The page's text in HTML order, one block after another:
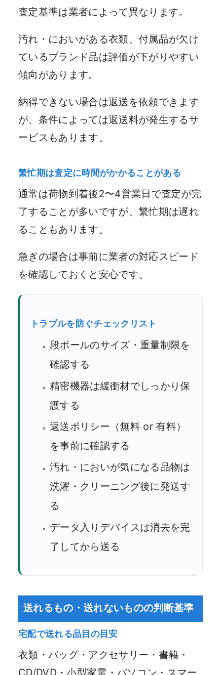
査定基準は業者によって異なります。
汚れ・においがある衣類、付属品が欠け
ているブランド品は評価が下がりやすい
傾向があります。
納得できない場合は返送を依頼できます
が、条件によっては返送料が発生するサ
ービスもあります。
繁忙期は査定に時間がかかることがある
通常は荷物到着後2〜4営業日で査定が完
了することが多いですが、繁忙期は遅れ
ることもあります。
急ぎの場合は事前に業者の対応スピード
を確認しておくと安心です。
トラブルを防ぐチェックリスト
段ボールのサイズ・重量制限を
確認する
精密機器は緩衝材でしっかり保
護する
返送ポリシー（無料 or 有料）
を事前に確認する
汚れ・においが気になる品物は
洗濯・クリーニング後に発送す
る
データ入りデバイスは消去を完
了してから送る
送れるもの・送れないものの判断基準
宅配で送れる品目の目安
衣類・バッグ・アクセサリー・書籍・